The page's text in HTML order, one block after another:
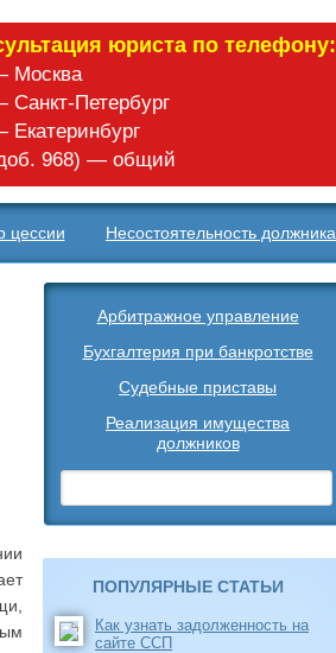
цессии Несостоятельность должника
Арбитражное управление
Бухгалтерия при банкротстве
Судебные приставы
Реализация имущества
должников
юриста по телефону:
Москва
Петербург
968) — общий
ПОПУЛЯРНЫЕ СТАТЬИ
Как узнать задолженность на
сайте ССП